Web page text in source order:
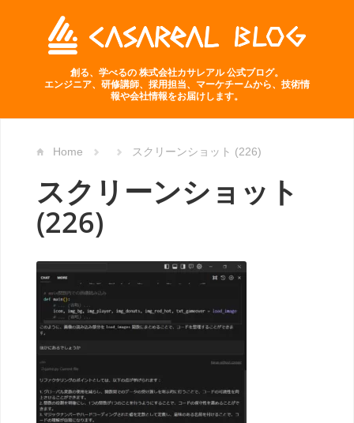
創る、学べるの 株式会社カサレアル 公式ブログ。
エンジニア、研修講師、採用担当、マーケチームから、技術情
報や会社情報をお届けします。
Home スクリーンショット (226)
スクリーンショット
(226)